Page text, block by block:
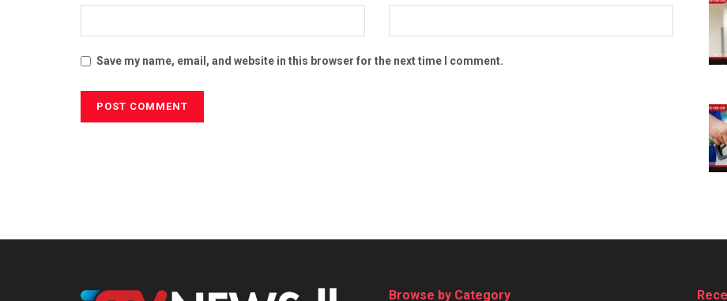
Save my name, email, and website in this browser for the next time I comment.
Browse by Category